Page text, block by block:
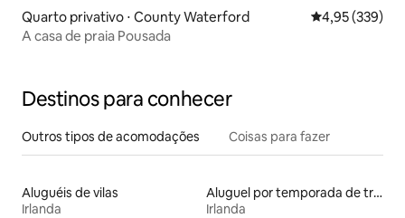
Quarto privativo ⋅ County Waterford 4,95 de uma
4,95 (339)
A casa de praia Pousada
Destinos para conhecer
Outros tipos de acomodações Coisas para fazer
Aluguéis de vilas
Irlanda
Aluguel por temporada de trailers
Irlanda